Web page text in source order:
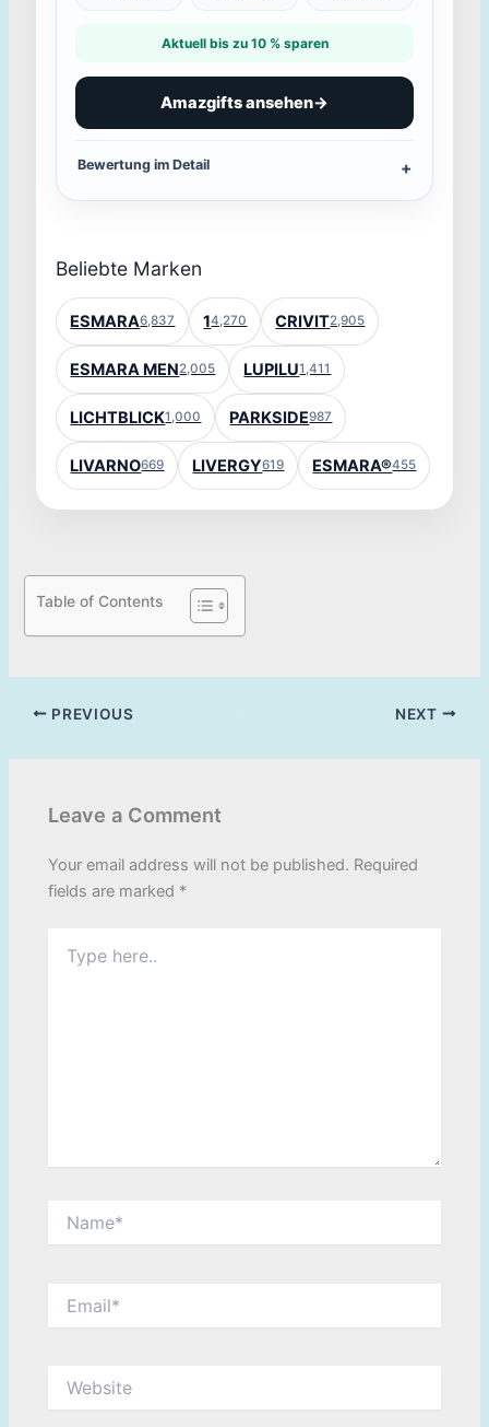
Aktuell bis zu 10 % sparen
Amazgifts ansehen→
Bewertung im Detail
Beliebte Marken
ESMARA6,837 14,270 CRIVIT2,905
ESMARA MEN2,005 LUPILU1,411
LICHTBLICK1,000 PARKSIDE987
LIVARNO669 LIVERGY619 ESMARA®455
Table of Contents
PREVIOUS NEXT
Leave a Comment
Your email address will not be published. Required
fields are marked *
here..